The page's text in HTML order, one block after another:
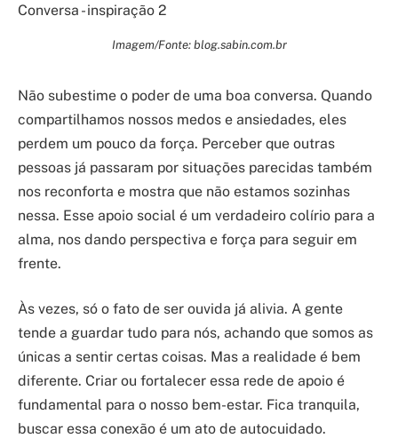
Imagem/Fonte: blog.sabin.com.br
Não subestime o poder de uma boa conversa. Quando
compartilhamos nossos medos e ansiedades, eles
perdem um pouco da força. Perceber que outras
pessoas já passaram por situações parecidas também
nos reconforta e mostra que não estamos sozinhas
nessa. Esse apoio social é um verdadeiro colírio para a
alma, nos dando perspectiva e força para seguir em
frente.
Às vezes, só o fato de ser ouvida já alivia. A gente
tende a guardar tudo para nós, achando que somos as
únicas a sentir certas coisas. Mas a realidade é bem
diferente. Criar ou fortalecer essa rede de apoio é
fundamental para o nosso bem-estar. Fica tranquila,
buscar essa conexão é um ato de autocuidado.